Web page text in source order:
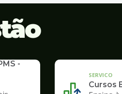
-
SERVICO
Cursos